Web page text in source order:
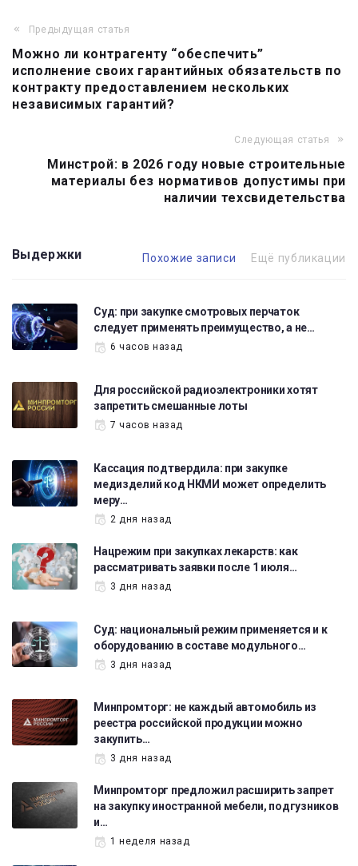
Навигация
по
записям
Предыдущая статья
Можно ли контрагенту “обеспечить”
исполнение своих гарантийных обязательств по
контракту предоставлением нескольких
независимых гарантий?
Следующая статья
Минстрой: в 2026 году новые строительные
материалы без нормативов допустимы при
наличии техсвидетельства
Выдержки Похожие записи Ещё публикации
Суд: при закупке смотровых перчаток
следует применять преимущество, а не…
6 часов назад
Для российской радиоэлектроники хотят
запретить смешанные лоты
7 часов назад
Кассация подтвердила: при закупке
медизделий код НКМИ может определить
меру…
2 дня назад
Нацрежим при закупках лекарств: как
рассматривать заявки после 1 июля…
3 дня назад
Суд: национальный режим применяется и к
оборудованию в составе модульного…
3 дня назад
Минпромторг: не каждый автомобиль из
реестра российской продукции можно
закупить…
3 дня назад
Минпромторг предложил расширить запрет
на закупку иностранной мебели, подгузников
и…
1 неделя назад